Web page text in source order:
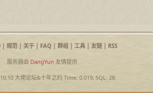
| 规范| 关于| FAQ| 群组| 工具| 友链| RSS
服务器由 DangYun 友情提供
大佬论坛&十年之约Time: 0.019, SQL: 28